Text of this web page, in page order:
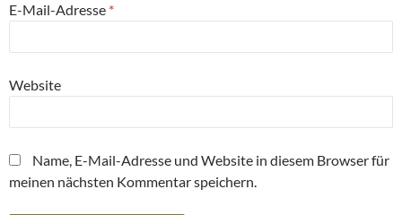
E-Mail-Adresse *
Website
Name, E-Mail-Adresse und Website in diesem Browser für
meinen nächsten Kommentar speichern.